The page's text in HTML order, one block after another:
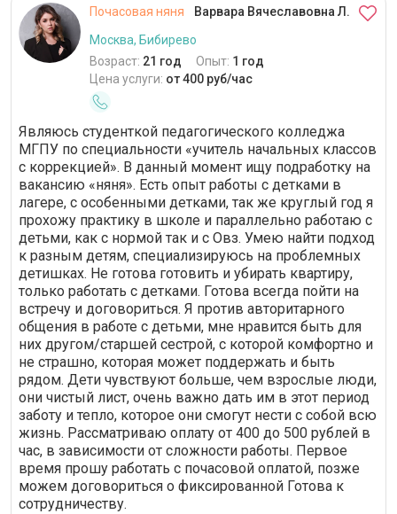
Почасовая няня
Варвара Вячеславовна Л.
Москва, Бибирево
Возраст: 21 год Опыт: 1 год
Цена услуги: от 400 руб/час
Являюсь студенткой педагогического колледжа
МГПУ по специальности «учитель начальных классов
с коррекцией». В данный момент ищу подработку на
вакансию «няня». Есть опыт работы с детками в
лагере, с особенными детками, так же круглый год я
прохожу практику в школе и параллельно работаю с
детьми, как с нормой так и с Овз. Умею найти подход
к разным детям, специализируюсь на проблемных
детишках. Не готова готовить и убирать квартиру,
только работать с детками. Готова всегда пойти на
встречу и договориться. Я против авторитарного
общения в работе с детьми, мне нравится быть для
них другом/старшей сестрой, с которой комфортно и
не страшно, которая может поддержать и быть
рядом. Дети чувствуют больше, чем взрослые люди,
они чистый лист, очень важно дать им в этот период
заботу и тепло, которое они смогут нести с собой всю
жизнь. Рассматриваю оплату от 400 до 500 рублей в
час, в зависимости от сложности работы. Первое
время прошу работать с почасовой оплатой, позже
можем договориться о фиксированной Готова к
сотрудничеству.